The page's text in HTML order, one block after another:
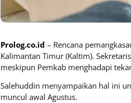
Prolog.co.id – Rencana
Kalimantan Timur (Kaltim).
meskipun Pemkab menghadapi
Salehuddin menyampaikan hal ini
muncul awal Agustus.